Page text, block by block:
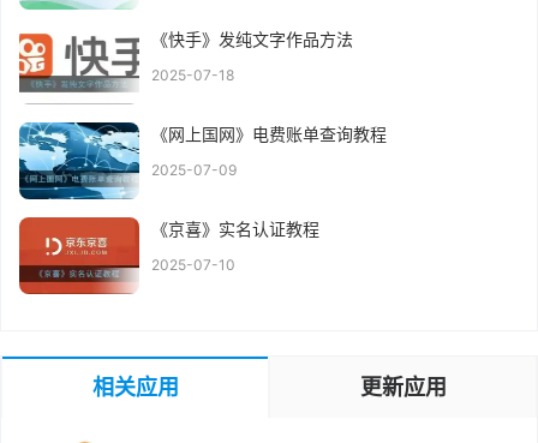
《快手》发纯文字作品方法
2025-07-18
《网上国网》电费账单查询教程
2025-07-09
《京喜》实名认证教程
2025-07-10
相关应用 更新应用